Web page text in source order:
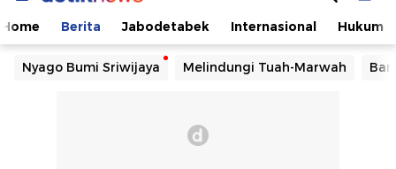
Home Berita Jabodetabek Internasional Hukum
Nyago Bumi Sriwijaya Melindungi Tuah-Marwah